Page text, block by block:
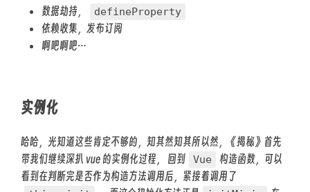
数据劫持， defineProperty
依赖收集，发布订阅
啊吧啊吧…
实例化
哈哈，光知道这些肯定不够的，知其然知其所以然，《揭秘》首先
带我们继续深扒 vue 的实例化过程， 回到
Vue
构造函数，可以
看到在判断完是否作为构造方法调用后，紧接着调用了